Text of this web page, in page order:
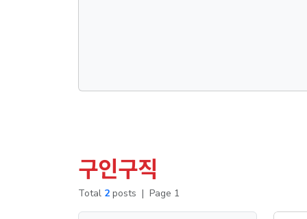
구인구직
Total 2 posts | Page 1